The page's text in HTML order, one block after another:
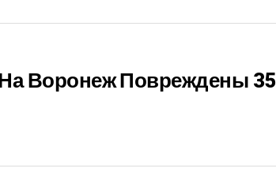
Воронеж Повреждены 35